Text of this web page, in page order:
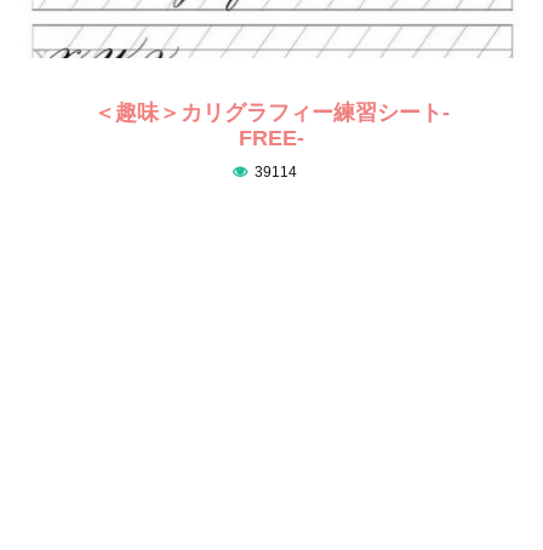
＜趣味＞カリグラフィー練習シート-
FREE-
39114